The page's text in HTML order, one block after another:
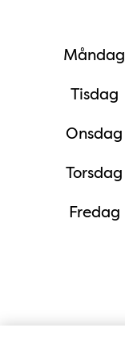
Måndag
Tisdag
Onsdag
Torsdag
Fredag
Karta